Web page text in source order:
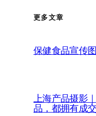
更多文章
保健食品宣传
上海产品摄影
品，都拥有成